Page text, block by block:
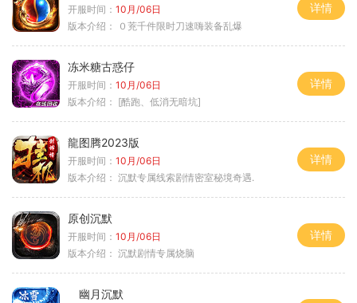
开服时间： 10月/06日
版本介绍：
０茺千件限时刀速嗨装备乱爆
详情
冻米糖古惑仔
开服时间： 10月/06日
版本介绍： [酷跑、低消无暗坑]
详情
龍图腾2023版
开服时间： 10月/06日
版本介绍： 沉默专属线索剧情密室秘境奇遇.
详情
原创沉默
开服时间： 10月/06日
版本介绍： 沉默剧情专属烧脑
详情
幽月沉默